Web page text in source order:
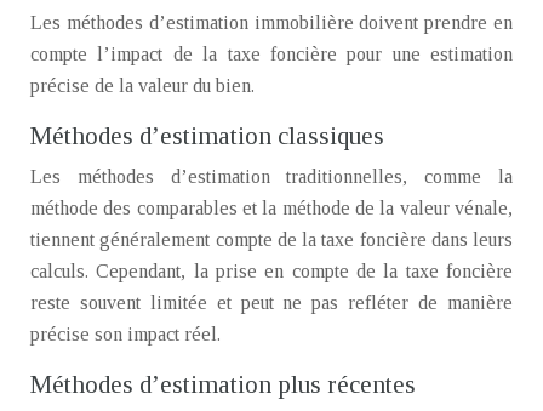
Les méthodes d’estimation immobilière doivent prendre en
compte l’impact de la taxe foncière pour une estimation
précise de la valeur du bien.
Méthodes d’estimation classiques
Les méthodes d’estimation traditionnelles, comme la
méthode des comparables et la méthode de la valeur vénale,
tiennent généralement compte de la taxe foncière dans leurs
calculs. Cependant, la prise en compte de la taxe foncière
reste souvent limitée et peut ne pas refléter de manière
précise son impact réel.
Méthodes d’estimation plus récentes